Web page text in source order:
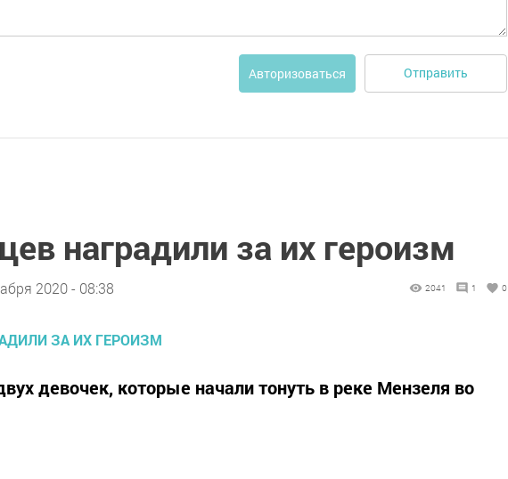
Авторизоваться Отправить
наградили за их героизм
2020 - 08:38 2041 1 0
девочек, которые начали тонуть в реке Мензеля во